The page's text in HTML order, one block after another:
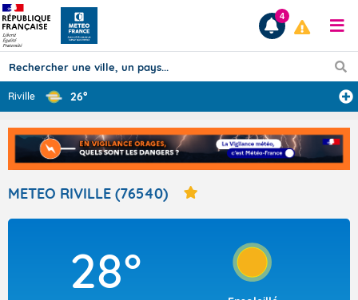
Prévisions
TOUS LES RÉSULTATS
Articles
4
Riville 26°
METEO RIVILLE (76540)
28°